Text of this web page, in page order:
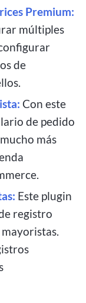
Premium:
múltiples
de
Con este
de pedido
más
Este plugin
registro